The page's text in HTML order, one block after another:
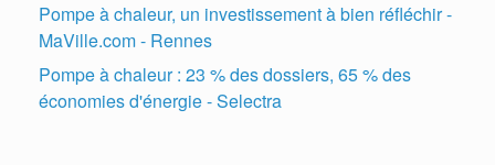
Pompe à chaleur, un investissement à bien réfléchir -
MaVille.com - Rennes
Pompe à chaleur : 23 % des dossiers, 65 % des
économies d'énergie - Selectra